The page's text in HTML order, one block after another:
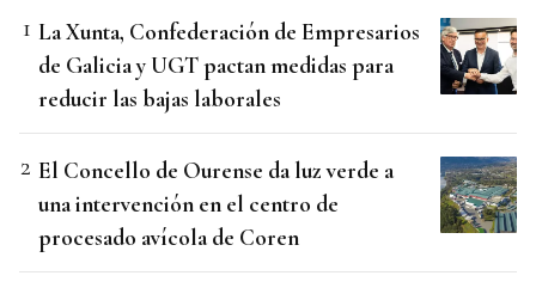
La Xunta, Confederación de Empresarios
de Galicia y UGT pactan medidas para
reducir las bajas laborales
El Concello de Ourense da luz verde a
una intervención en el centro de
procesado avícola de Coren